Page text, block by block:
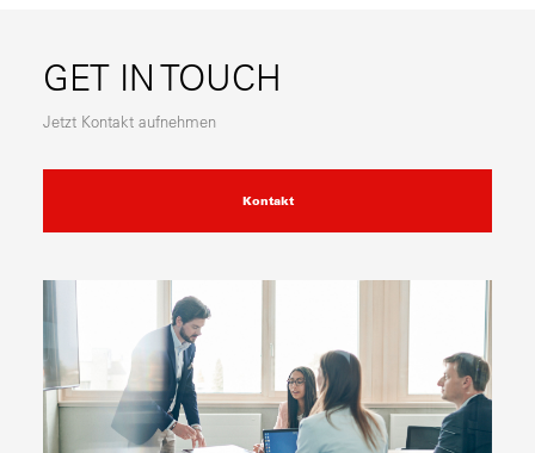
GET IN TOUCH
Jetzt Kontakt aufnehmen
Kontakt